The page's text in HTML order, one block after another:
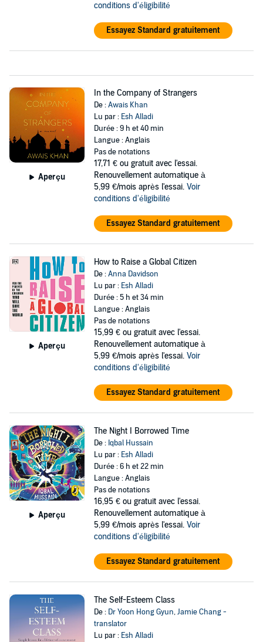
conditions d'éligibilité
Essayez Standard gratuitement
Aperçu
In the Company of Strangers
De :Awais Khan
Lu par : Esh Alladi
Durée : 9 h et 40 min
Langue : Anglais
Pas de notations
17,71 € ou gratuit avec l'essai.
Renouvellement automatique à
5,99 €/mois après l'essai. Voir
conditions d'éligibilité
Essayez Standard gratuitement
Aperçu
How to Raise a Global Citizen
De :Anna Davidson
Lu par : Esh Alladi
Durée : 5 h et 34 min
Langue : Anglais
Pas de notations
15,99 € ou gratuit avec l'essai.
Renouvellement automatique à
5,99 €/mois après l'essai. Voir
conditions d'éligibilité
Essayez Standard gratuitement
Aperçu
The Night I Borrowed Time
De : Iqbal Hussain
Lu par : Esh Alladi
Durée : 6 h et 22 min
Langue : Anglais
Pas de notations
16,95 € ou gratuit avec l'essai.
Renouvellement automatique à
5,99 €/mois après l'essai. Voir
conditions d'éligibilité
Essayez Standard gratuitement
The Self-Esteem Class
De : Dr Yoon Hong Gyun,Jamie Chang -
translator
Lu par : Esh Alladi